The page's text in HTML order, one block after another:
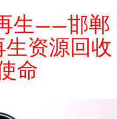
生——邯郸
资源回收
命